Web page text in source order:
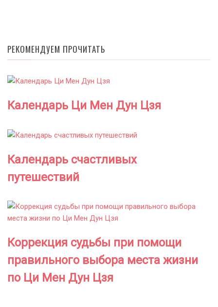
РЕКОМЕНДУЕМ ПРОЧИТАТЬ
Календарь Ци Мен Дун Цзя
Календарь счастливых
путешествий
Коррекция судьбы при помощи
правильного выбора места жизни
по Ци Мен Дун Цзя